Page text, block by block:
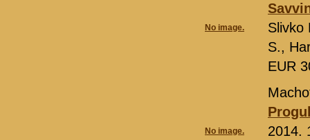
No image.
Slivko
S.,
EUR
No image.
2014.